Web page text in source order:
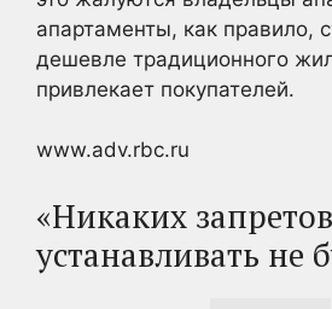
апартаменты, как правило,
дешевле традиционного
привлекает покупателей.
www.adv.rbc.ru
«Никаких
устанавливать не